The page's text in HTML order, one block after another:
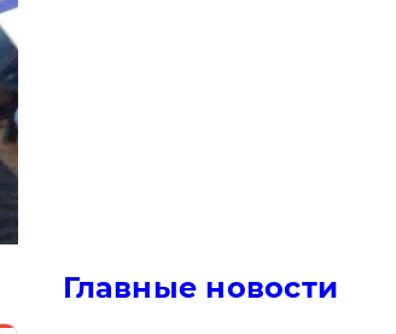
Главные новости